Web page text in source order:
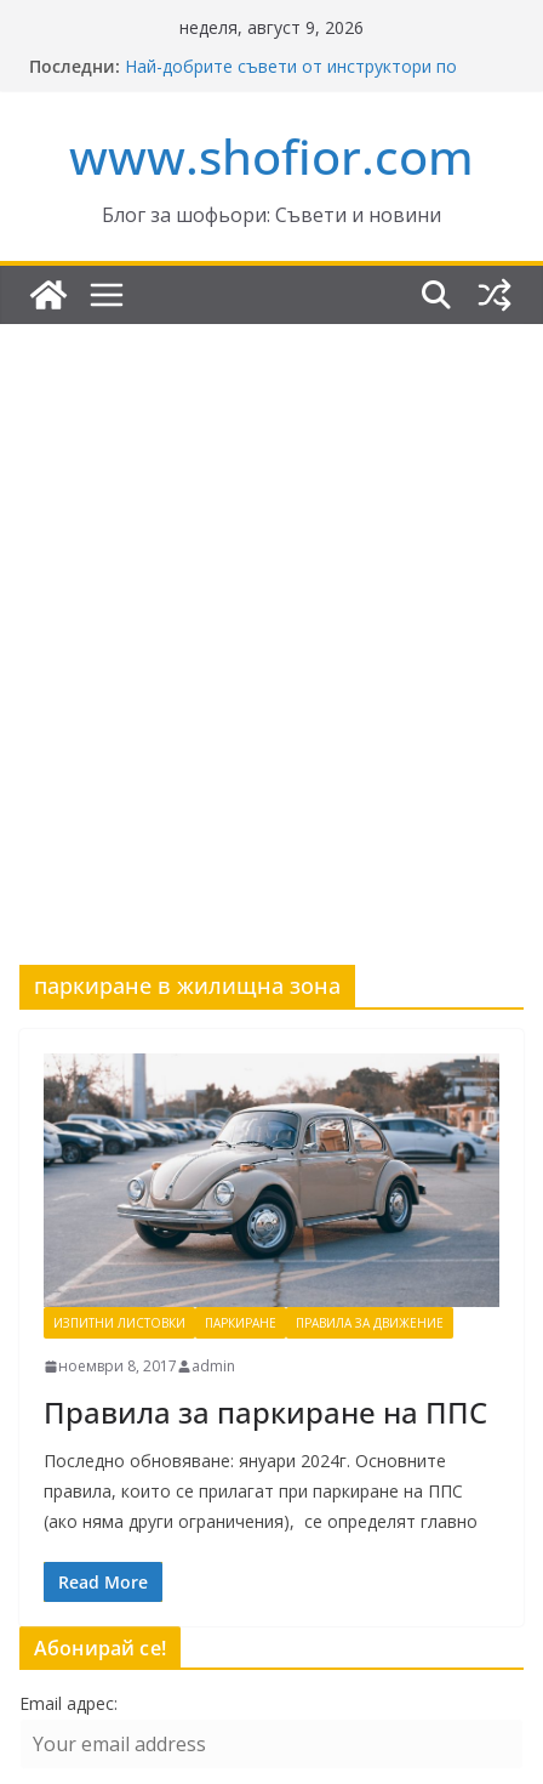
неделя, август 9, 2026
Последни: Най-добрите съвети от инструктори по
пътищата на България – в сила от 2026
ВНИМАНИЕ: Франция криминализира
Отнемане на контролни точки – по колко и
Промени в Закона за пътищата 2025–2026:
Какво трябва да знаят шофьорите?
www.shofior.com
Блог за шофьори: Съвети и новини
паркиране в жилищна зона
ИЗПИТНИ ЛИСТОВКИ ПАРКИРАНЕ ПРАВИЛА ЗА ДВИЖЕНИЕ
ноември 8, 2017 admin
Правила за паркиране на ППС
Последно обновяване: януари 2024г. Основните
правила, които се прилагат при паркиране на ППС
(ако няма други ограничения), се определят главно
Read More
Абонирай се!
Email адрес: